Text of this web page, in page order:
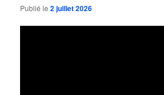
Publié le2 juillet 2026